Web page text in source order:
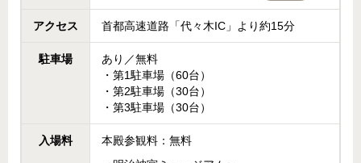
アクセス 首都高速道路「代々木IC」より約15分
駐車場
あり／無料
・第1駐車場（60台）
・第2駐車場（30台）
・第3駐車場（30台）
入場料
本殿参観料：無料